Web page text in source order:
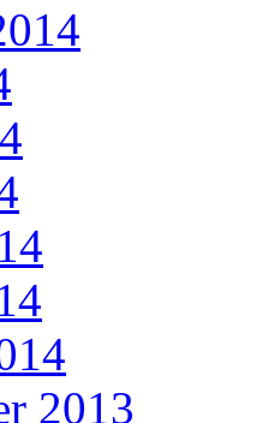
2013